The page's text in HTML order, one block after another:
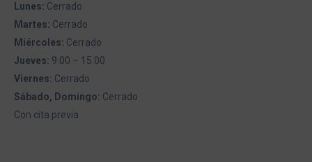
Lunes: Cerrado
Martes: Cerrado
Miércoles: Cerrado
Jueves: 9:00 – 15:00
Viernes: Cerrado
Sábado, Domingo: Cerrado
Con cita previa